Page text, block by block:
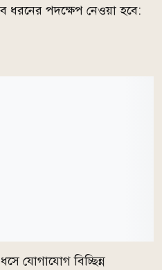
ধরনের পদক্ষেপ নেওয়া হবে:
যোগাযোগ বিচ্ছিন্ন